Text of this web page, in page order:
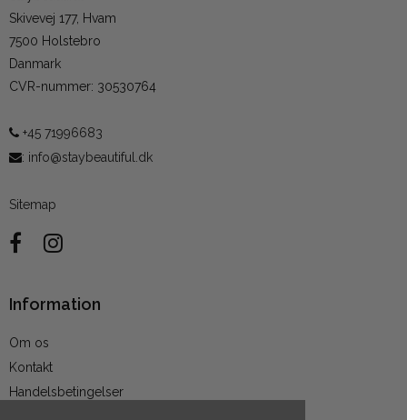
Skivevej 177, Hvam
7500 Holstebro
Danmark
CVR-nummer: 30530764
+45 71996683
: info@staybeautiful.dk
Sitemap
Information
Om os
Kontakt
Handelsbetingelser